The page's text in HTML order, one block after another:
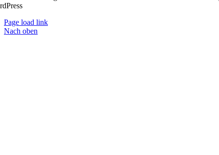
Page load link
Nach oben